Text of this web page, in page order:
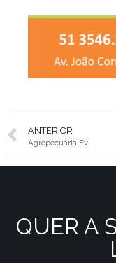
ANTERIOR
Agropecuária Ev
QUER A